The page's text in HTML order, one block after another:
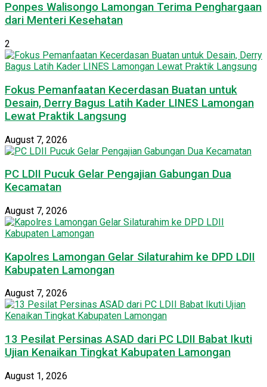
Ponpes Walisongo Lamongan Terima Penghargaan
dari Menteri Kesehatan
2
Fokus Pemanfaatan Kecerdasan Buatan untuk
Desain, Derry Bagus Latih Kader LINES Lamongan
Lewat Praktik Langsung
August 7, 2026
PC LDII Pucuk Gelar Pengajian Gabungan Dua
Kecamatan
August 7, 2026
Kapolres Lamongan Gelar Silaturahim ke DPD LDII
Kabupaten Lamongan
August 7, 2026
13 Pesilat Persinas ASAD dari PC LDII Babat Ikuti
Ujian Kenaikan Tingkat Kabupaten Lamongan
August 1, 2026